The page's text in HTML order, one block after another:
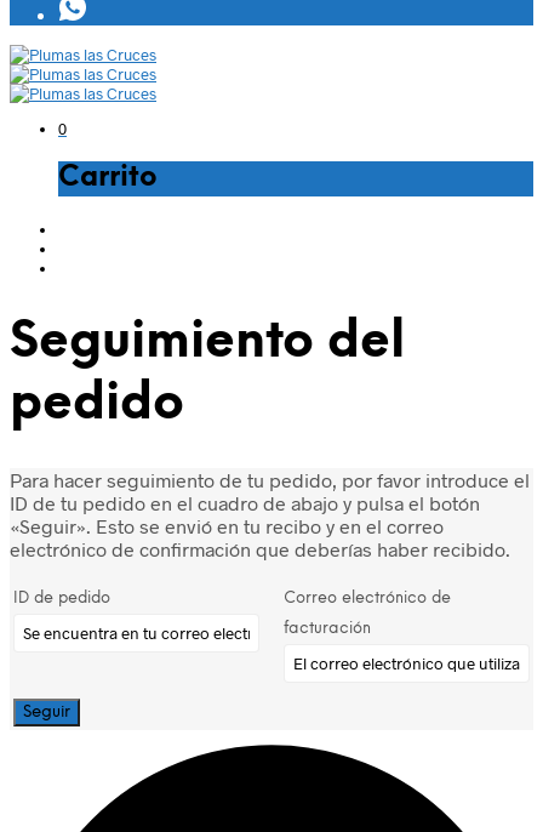
0
Carrito
Seguimiento del
pedido
Para hacer seguimiento de tu pedido, por favor introduce el
ID de tu pedido en el cuadro de abajo y pulsa el botón
«Seguir». Esto se envió en tu recibo y en el correo
electrónico de confirmación que deberías haber recibido.
ID de pedido
Correo electrónico de
facturación
Seguir